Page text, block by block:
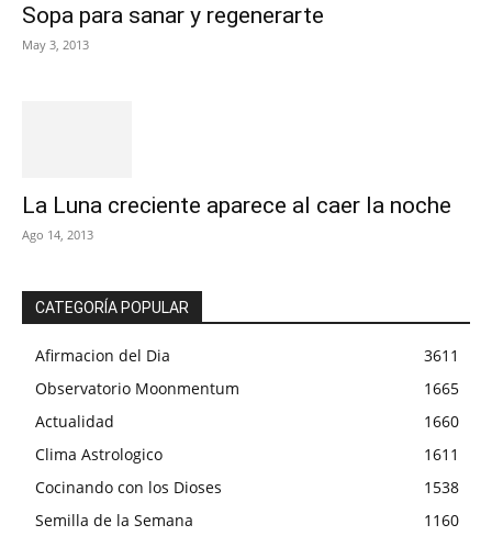
Sopa para sanar y regenerarte
May 3, 2013
La Luna creciente aparece al caer la noche
Ago 14, 2013
CATEGORÍA POPULAR
Afirmacion del Dia
3611
Observatorio Moonmentum
1665
Actualidad
1660
Clima Astrologico
1611
Cocinando con los Dioses
1538
Semilla de la Semana
1160